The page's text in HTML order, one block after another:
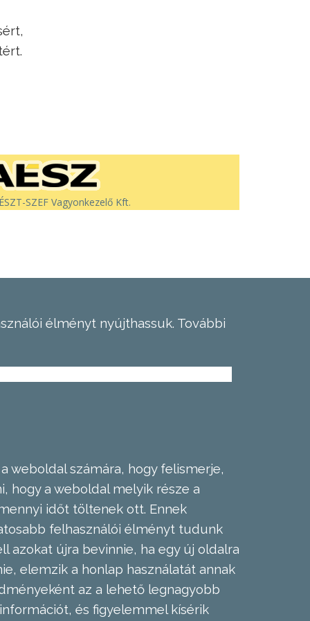
SZEF Vagyonkezelő Kft.
élményt nyújthassuk. További
weboldal számára, hogy felismerje,
hogy a weboldal melyik része a
időt töltenek ott. Ennek
felhasználói élményt tudunk
azokat újra bevinnie, ha egy új oldalra
elemzik a honlap használatát annak
az a lehető legnagyobb
és figyelemmel kísérik